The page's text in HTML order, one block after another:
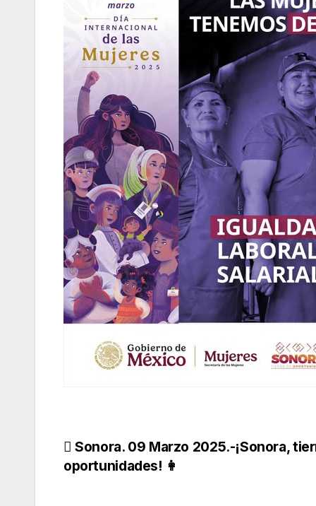
Navegación
de
Sonora. 09 Marzo 2025.-¡Sonora,
oportunidades! 👩